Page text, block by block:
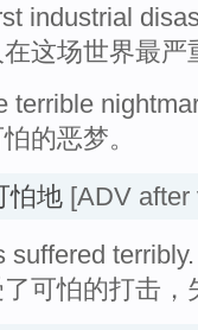
industrial
这场世界最
terrible
的恶梦。
怕地 [ADV after
suffered
可怕的打击，